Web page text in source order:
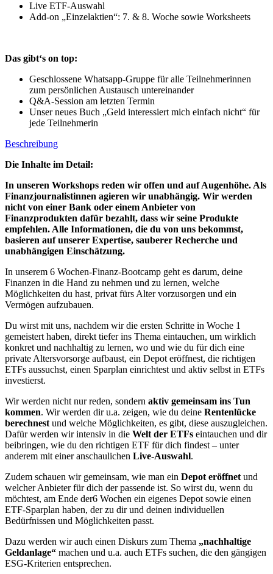
Live ETF-Auswahl
Add-on „Einzelaktien“: 7. & 8. Woche sowie Worksheets
Das gibt‘s on top:
Geschlossene Whatsapp-Gruppe für alle Teilnehmerinnen
zum persönlichen Austausch untereinander
Q&A-Session am letzten Termin
Unser neues Buch „Geld interessiert mich einfach nicht“ für
jede Teilnehmerin
Beschreibung
Die Inhalte im Detail:
In unseren Workshops reden wir offen und auf Augenhöhe. Als
Finanzjournalistinnen agieren wir unabhängig. Wir werden
nicht von einer Bank oder einem Anbieter von
Finanzprodukten dafür bezahlt, dass wir seine Produkte
empfehlen. Alle Informationen, die du von uns bekommst,
basieren auf unserer Expertise, sauberer Recherche und
unabhängigen Einschätzung.
In unserem 6 Wochen-Finanz-Bootcamp geht es darum, deine
Finanzen in die Hand zu nehmen und zu lernen, welche
Möglichkeiten du hast, privat fürs Alter vorzusorgen und ein
Vermögen aufzubauen.
Du wirst mit uns, nachdem wir die ersten Schritte in Woche 1
gemeistert haben, direkt tiefer ins Thema eintauchen, um wirklich
konkret und nachhaltig zu lernen, wo und wie du für dich eine
private Altersvorsorge aufbaust, ein Depot eröffnest, die richtigen
ETFs aussuchst, einen Sparplan einrichtest und aktiv selbst in ETFs
investierst.
Wir werden nicht nur reden, sondern aktiv gemeinsam ins Tun
kommen. Wir werden dir u.a. zeigen, wie du deine Rentenlücke
berechnestund welche Möglichkeiten, es gibt, diese auszugleichen.
Dafür werden wir intensiv in die Welt der ETFs eintauchen und dir
beibringen, wie du den richtigen ETF für dich findest – unter
anderem mit einer anschaulichen Live-Auswahl.
Zudem schauen wir gemeinsam, wie man ein Depot eröffnetund
welcher Anbieter für dich der passende ist. So wirst du, wenn du
möchtest, am Ende der6 Wochen ein eigenes Depot sowie einen
ETF-Sparplan haben, der zu dir und deinen individuellen
Bedürfnissen und Möglichkeiten passt.
Dazu werden wir auch einen Diskurs zum Thema „nachhaltige
Geldanlage“ machen und u.a. auch ETFs suchen, die den gängigen
ESG-Kriterien entsprechen.